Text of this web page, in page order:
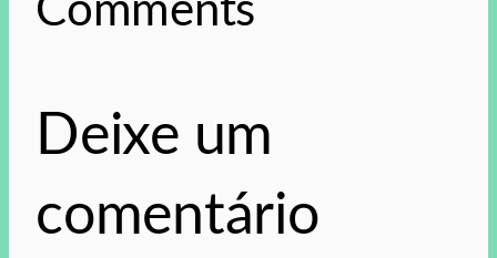
Comments
Deixe um
comentário